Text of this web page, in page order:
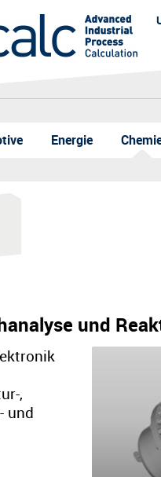
Energie
und
,
und